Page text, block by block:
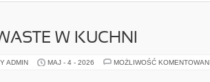
W KUCHNI
ADMIN MAJ - 4 - 2026 MOŻLIWOŚĆ